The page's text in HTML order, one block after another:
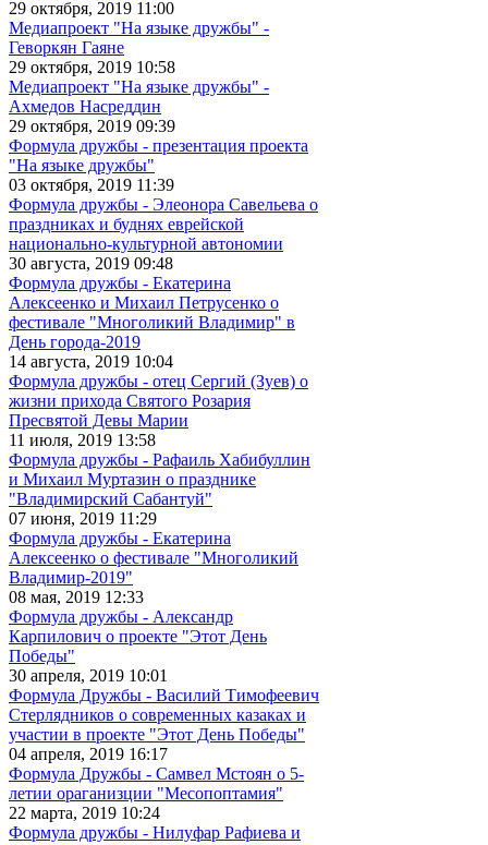
29 октября, 2019 11:00
Медиапроект "На языке дружбы" -
Геворкян Гаяне
29 октября, 2019 10:58
Медиапроект "На языке дружбы" -
Ахмедов Насреддин
29 октября, 2019 09:39
Формула дружбы - презентация проекта
"На языке дружбы"
03 октября, 2019 11:39
Формула дружбы - Элеонора Савельева о
праздниках и буднях еврейской
национально-культурной автономии
30 августа, 2019 09:48
Формула дружбы - Екатерина
Алексеенко и Михаил Петрусенко о
фестивале "Многоликий Владимир" в
День города-2019
14 августа, 2019 10:04
Формула дружбы - отец Сергий (Зуев) о
жизни прихода Святого Розария
Пресвятой Девы Марии
11 июля, 2019 13:58
Формула дружбы - Рафаиль Хабибуллин
и Михаил Муртазин о празднике
"Владимирский Сабантуй"
07 июня, 2019 11:29
Формула дружбы - Екатерина
Алексеенко о фестивале "Многоликий
Владимир-2019"
08 мая, 2019 12:33
Формула дружбы - Александр
Карпилович о проекте "Этот День
Победы"
30 апреля, 2019 10:01
Формула Дружбы - Василий Тимофеевич
Стерлядников о современных казаках и
участии в проекте "Этот День Победы"
04 апреля, 2019 16:17
Формула Дружбы - Самвел Мстоян о 5-
летии ораганизции "Месопоптамия"
22 марта, 2019 10:24
Формула дружбы - Нилуфар Рафиева и